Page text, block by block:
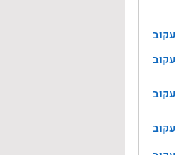
עקוב
עקוב
עקוב
עקוב